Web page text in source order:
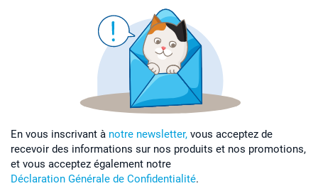
En vous inscrivant à notre newsletter, vous acceptez de
recevoir des informations sur nos produits et nos promotions,
et vous acceptez également notre
Déclaration Générale de Confidentialité.